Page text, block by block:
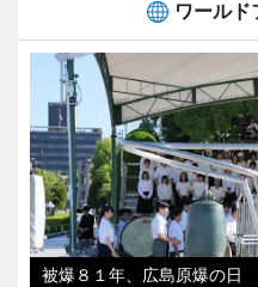
ワールド
被爆８１年、広島原爆の日